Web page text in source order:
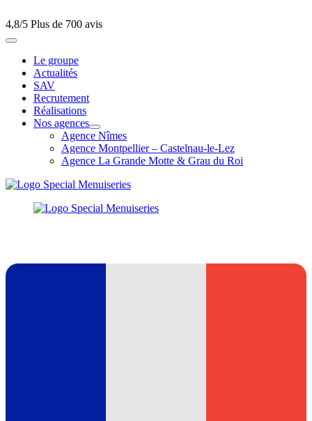
4,8/5 Plus de 700 avis
Le groupe
Actualités
SAV
Recrutement
Réalisations
Nos agences
Agence Nîmes
Agence Montpellier – Castelnau-le-Lez
Agence La Grande Motte & Grau du Roi